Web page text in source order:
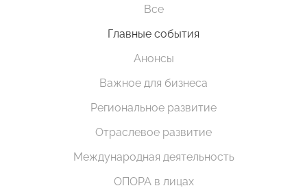
Все
Главные события
Анонсы
Важное для бизнеса
Региональное развитие
Отраслевое развитие
Международная деятельность
ОПОРА в лицах